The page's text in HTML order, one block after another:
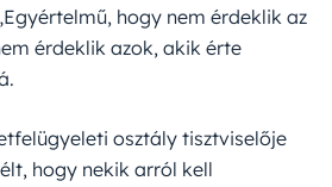
hogy nem érdeklik az
érdeklik azok, akik érte
osztály tisztviselője
hogy nekik arról kell